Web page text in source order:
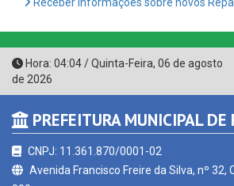
Hora:04:04/Quinta-Feira,06 de agosto
de 2026
PREFEITURA MUNICIPAL DE
CNPJ: 11.361.870/0001-02
000
Horário de atendimento: de Segunda à